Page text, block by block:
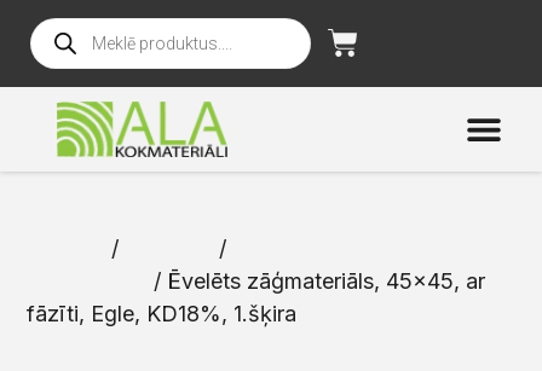
/ /
/ Ēvelēts zāģmateriāls, 45×45, ar
fāzīti, Egle, KD18%, 1.šķira